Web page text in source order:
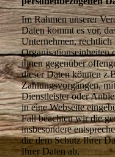
Im Rahmen unserer
Daten kommt es vor,
Unternehmen, rechtlich
Organisationseinheiten
ihnen gegenüber
dieser Daten können
Zahlungsvorgängen,
Dienstleister oder
in eine Webseite
Fall beachten wir die
insbesondere
die dem Schutz Ihrer
Ihrer Daten ab.